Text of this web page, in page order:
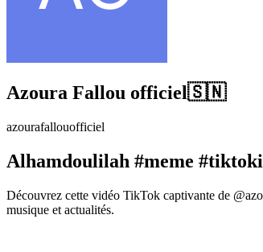
Azoura Fallou officiel🇸🇳
azourafallouofficiel
Alhamdoulilah #meme
Découvrez cette vidéo TikTok captivante de
musique et actualités.